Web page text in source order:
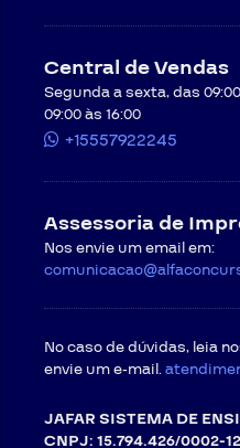
Central de Vendas
Segunda a sexta, das
09:00 às 16:00
+15557922245
Assessoria de
Nos envie um email em:
No caso de dúvidas, leia
envie um e-mail.
JAFAR SISTEMA DE
CNPJ: 15.794.426/0002-12